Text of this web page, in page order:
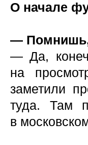
О начале
— Помнишь,
— Да,
на
заметили
туда. Там
в